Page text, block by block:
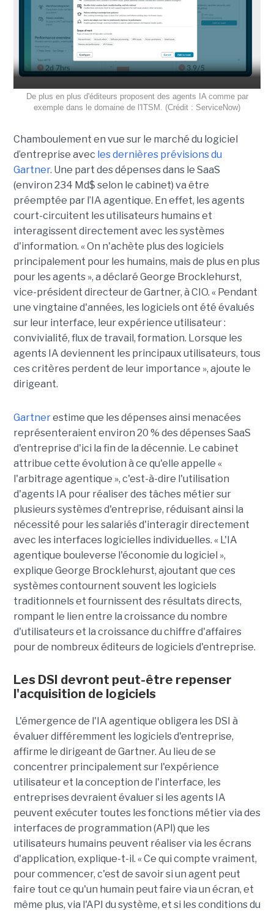
De plus en plus d'éditeurs proposent des agents IA comme par
exemple dans le domaine de l'ITSM. (Crédit : ServiceNow)
Chamboulement en vue sur le marché du logiciel
d’entreprise avec les dernières prévisions du
Gartner. Une part des dépenses dans le SaaS
(environ 234 Md$ selon le cabinet) va être
préemptée par l’IA agentique. En effet, les agents
court-circuitent les utilisateurs humains et
interagissent directement avec les systèmes
d'information. « On n'achète plus des logiciels
principalement pour les humains, mais de plus en plus
pour les agents », a déclaré George Brocklehurst,
vice-président directeur de Gartner, à CIO. « Pendant
une vingtaine d'années, les logiciels ont été évalués
sur leur interface, leur expérience utilisateur :
convivialité, flux de travail, formation. Lorsque les
agents IA deviennent les principaux utilisateurs, tous
ces critères perdent de leur importance », ajoute le
dirigeant.
Gartnerestime que les dépenses ainsi menacées
représenteraient environ 20 % des dépenses SaaS
d'entreprise d'ici la fin de la décennie. Le cabinet
attribue cette évolution à ce qu'elle appelle «
l'arbitrage agentique », c'est-à-dire l'utilisation
d'agents IA pour réaliser des tâches métier sur
plusieurs systèmes d'entreprise, réduisant ainsi la
nécessité pour les salariés d'interagir directement
avec les interfaces logicielles individuelles. « L'IA
agentique bouleverse l'économie du logiciel »,
explique George Brocklehurst, ajoutant que ces
systèmes contournent souvent les logiciels
traditionnels et fournissent des résultats directs,
rompant le lien entre la croissance du nombre
d'utilisateurs et la croissance du chiffre d'affaires
pour de nombreux éditeurs de logiciels d'entreprise.
Les DSI devront peut-être repenser
l'acquisition de logiciels
L'émergence de l'IA agentique obligera les DSI à
évaluer différemment les logiciels d'entreprise,
affirme le dirigeant de Gartner. Au lieu de se
concentrer principalement sur l'expérience
utilisateur et la conception de l'interface, les
entreprises devraient évaluer si les agents IA
peuvent exécuter toutes les fonctions métier via des
interfaces de programmation (API) que les
utilisateurs humains peuvent réaliser via les écrans
d'application, explique-t-il. « Ce qui compte vraiment,
pour commencer, c'est de savoir si un agent peut
faire tout ce qu'un humain peut faire via un écran, et
même plus, via l'API du système, et si les conditions du